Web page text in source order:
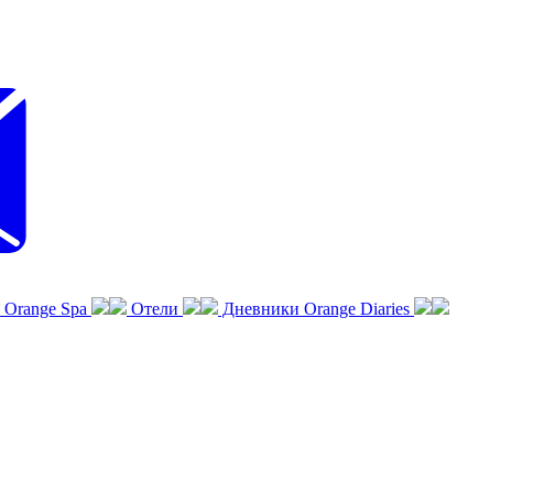
Orange Spa Отели
Дневники Orange Diaries